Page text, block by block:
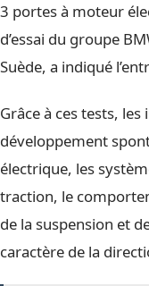
3 portes à moteur
d’essai du groupe
Suède, a indiqué
Grâce à ces tests,
développement
électrique, les
traction, le
de la suspension et
caractère de la